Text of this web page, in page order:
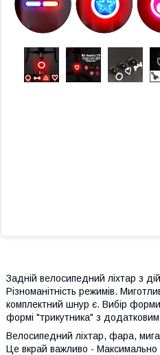
Задній велосипедний ліхтар з
Різноманітність режимів.
комплектний шнур є. Вибір
формі "трикутника" з
Велосипедний ліхтар, фара,
Це вкрай важливо - Максимально